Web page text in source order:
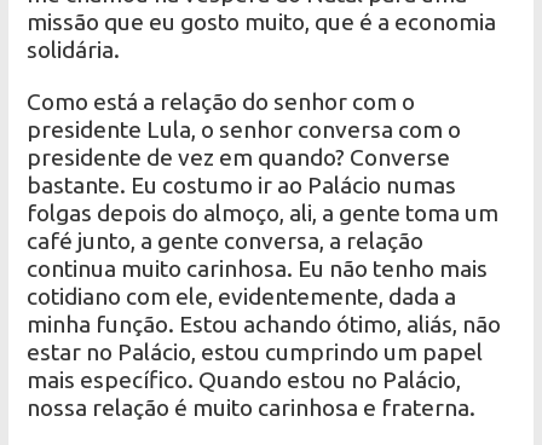
missão que eu gosto muito, que é a economia
solidária.
Como está a relação do senhor com o
presidente Lula, o senhor conversa com o
presidente de vez em quando? Converse
bastante. Eu costumo ir ao Palácio numas
folgas depois do almoço, ali, a gente toma um
café junto, a gente conversa, a relação
continua muito carinhosa. Eu não tenho mais
cotidiano com ele, evidentemente, dada a
minha função. Estou achando ótimo, aliás, não
estar no Palácio, estou cumprindo um papel
mais específico. Quando estou no Palácio,
nossa relação é muito carinhosa e fraterna.